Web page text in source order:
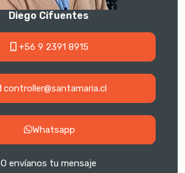
Diego Cifuentes
+56 9 2391 8915
controller@santamaria.cl
Whatsapp
O envíanos tu mensaje